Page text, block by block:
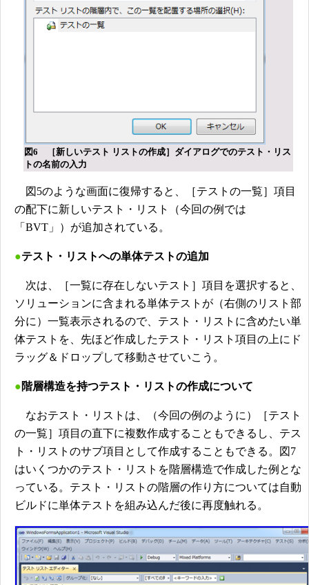
図6 ［新しいテスト リストの作成］ダイアログでのテスト・リス
トの名前の入力
図5のような画面に復帰すると、［テストの一覧］項目
の配下に新しいテスト・リスト（今回の例では
「BVT」）が追加されている。
●テスト・リストへの単体テストの追加
次は、［一覧に存在しないテスト］項目を選択すると、
ソリューションに含まれる単体テストが（右側のリスト部
分に）一覧表示されるので、テスト・リストに含めたい単
体テストを、先ほど作成したテスト・リスト項目の上にド
ラッグ＆ドロップして移動させていこう。
●階層構造を持つテスト・リストの作成について
なおテスト・リストは、（今回の例のように）［テスト
の一覧］項目の直下に複数作成することもできるし、テス
ト・リストのサブ項目として作成することもできる。図7
はいくつかのテスト・リストを階層構造で作成した例とな
っている。テスト・リストの階層の作り方については自動
ビルドに単体テストを組み込んだ後に再度触れる。